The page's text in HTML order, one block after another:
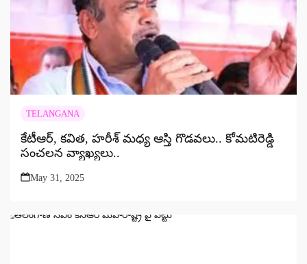
TELANGANA
కేటీఆర్, కవిత, హరీశ్ మధ్య ఆస్తి గొడవలు.. కోమటిరెడ్డి
సంచలన వ్యాఖ్యలు..
May 31, 2025